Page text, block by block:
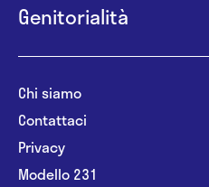
Genitorialità
Chi siamo
Contattaci
Privacy
Modello 231